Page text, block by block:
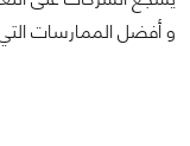
و أفضل الممارسات